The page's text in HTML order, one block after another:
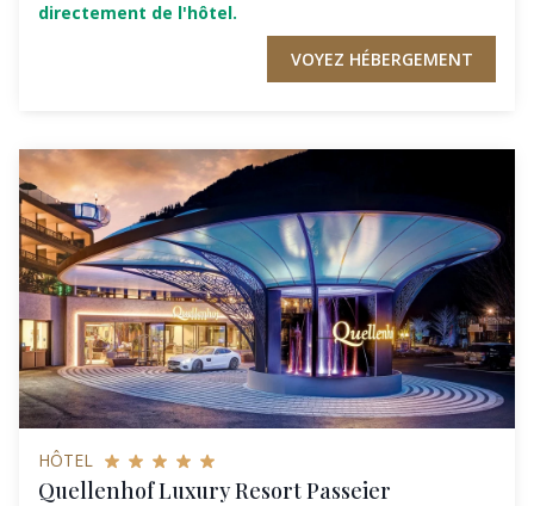
directement de l'hôtel.
VOYEZ HÉBERGEMENT
HÔTEL
Quellenhof Luxury Resort Passeier